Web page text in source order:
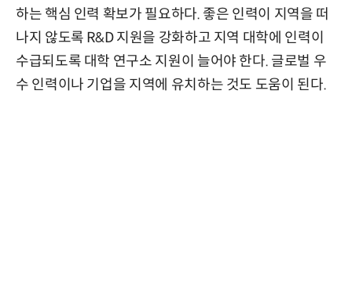
하는 핵심 인력 확보가 필요하다. 좋은 인력이 지역을 떠
나지 않도록 R&D 지원을 강화하고 지역 대학에 인력이
수급되도록 대학 연구소 지원이 늘어야 한다. 글로벌 우
수 인력이나 기업을 지역에 유치하는 것도 도움이 된다.